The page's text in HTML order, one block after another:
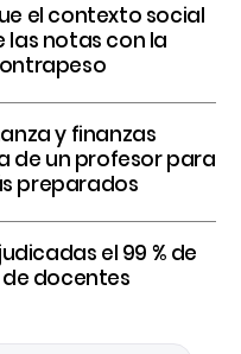
el contexto social
las notas con la
y finanzas
de un profesor para
preparados
el 99 % de
docentes